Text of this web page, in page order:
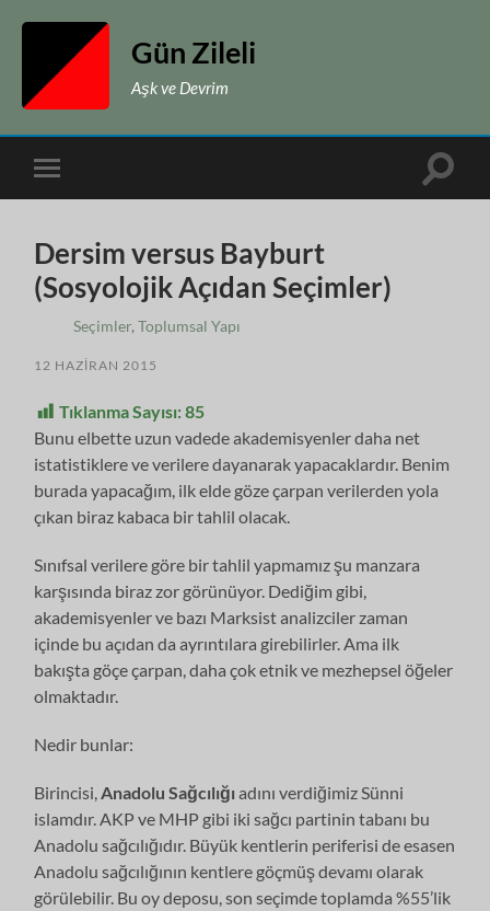
Gün Zileli
Aşk ve Devrim
Toggle
mobile
Toggle
Dersim versus Bayburt
(Sosyolojik Açıdan Seçimler)
Seçimler,Toplumsal Yapı
12 HAZIRAN 2015
Tıklanma Sayısı:85
Bunu elbette uzun vadede akademisyenler daha net
istatistiklere ve verilere dayanarak yapacaklardır. Benim
burada yapacağım, ilk elde göze çarpan verilerden yola
çıkan biraz kabaca bir tahlil olacak.
Sınıfsal verilere göre bir tahlil yapmamız şu manzara
karşısında biraz zor görünüyor. Dediğim gibi,
akademisyenler ve bazı Marksist analizciler zaman
içinde bu açıdan da ayrıntılara girebilirler. Ama ilk
bakışta göçe çarpan, daha çok etnik ve mezhepsel öğeler
olmaktadır.
Nedir bunlar:
Birincisi, Anadolu Sağcılığı adını verdiğimiz Sünni
islamdır. AKP ve MHP gibi iki sağcı partinin tabanı bu
Anadolu sağcılığıdır. Büyük kentlerin periferisi de esasen
Anadolu sağcılığının kentlere göçmüş devamı olarak
görülebilir. Bu oy deposu, son seçimde toplamda %55’lik